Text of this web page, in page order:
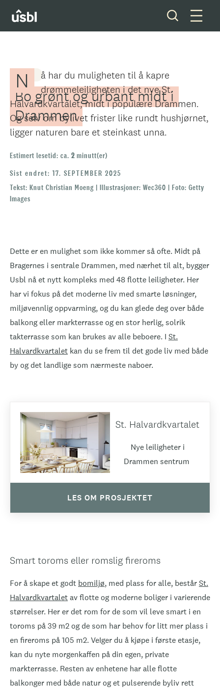
Våre tjenester
Boliger og tomter
Ditt styreverv
Medlemskap
Forkjøpsrett
BOLIG
Bo grønt og urbant midt i
Drammen
N
å har du muligheten til å kapre
drømmeleiligheten i det nye St.
Halvardkvartalet, midt i populære Drammen.
Og selv om bylivet frister like rundt hushjørnet,
ligger naturen bare et steinkast unna.
Estimert lesetid: ca. 2 minutt(er)
Sist endret: 17. SEPTEMBER 2025
Tekst: Knut Christian Moeng | Illustrasjoner: Wec360 | Foto: Getty
Images
Dette er en mulighet som ikke kommer så ofte. Midt på
Bragernes i sentrale Drammen, med nærhet til alt, bygger
Usbl nå et nytt kompleks med 48 flotte leiligheter. Her
har vi fokus på det moderne liv med smarte løsninger,
miljøvennlig oppvarming, og du kan glede deg over både
balkong eller markterrasse og en stor herlig, solrik
takterrasse som kan brukes av alle beboere. I St.
Halvardkvartalet kan du se frem til det gode liv med både
by og det landlige som nærmeste naboer.
St. Halvardkvartalet
Nye leiligheter i
Drammen sentrum
LES OM PROSJEKTET
Smart toroms eller romslig fireroms
For å skape et godt bomiljø, med plass for alle, bestårSt.
Halvardkvartaletav flotte og moderne boliger i varierende
størrelser. Her er det rom for de som vil leve smart i en
toroms på 39 m2 og de som har behov for litt mer plass i
en fireroms på 105 m2. VeIger du å kjøpe i første etasje,
kan du nyte morgenkaffen på din egen, private
markterrasse. Resten av enhetene har alle flotte
balkonger med både natur og et pulserende byliv rett